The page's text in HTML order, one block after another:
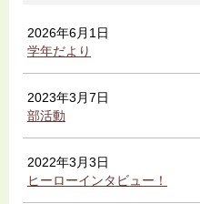
2026年6月1日
学年だより
2023年3月7日
部活動
2022年3月3日
ヒーローインタビュー！